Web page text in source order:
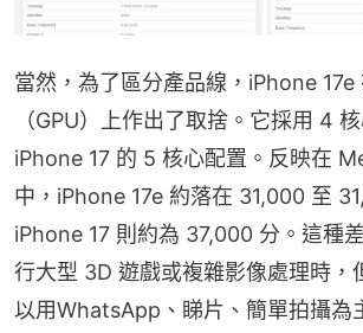
當然，為了區分產品線，iPhone 17e
（GPU）上作出了取捨。它採用 4
iPhone 17 的 5 核心配置。反映在
中，iPhone 17e 約落在 31,000 至
iPhone 17 則約為 37,000 分。這種
行大型 3D 遊戲或複雜影像處理時，
以用WhatsApp、睇片、簡單拍攝為